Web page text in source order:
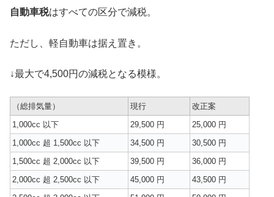
自動車税はすべての区分で減税。
ただし、軽自動車は据え置き。
↓最大で4,500円の減税となる模様。
（総排気量） 現行
改正案
1,000cc 以下
29,500 円
25,000 円
1,000cc 超 1,500cc 以下
34,500 円
30,500 円
1,500cc 超 2,000cc 以下
39,500 円
36,000 円
2,000cc 超 2,500cc 以下
45,000 円
43,500 円